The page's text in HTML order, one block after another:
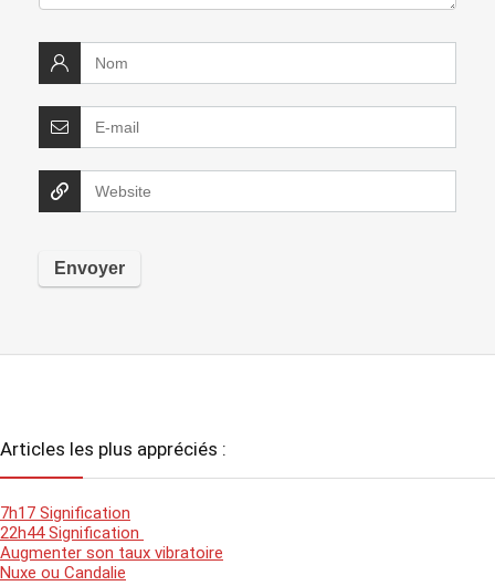
Articles les plus appréciés :
7h17 Signification
22h44 Signification
Augmenter son taux vibratoire
Nuxe ou Candalie